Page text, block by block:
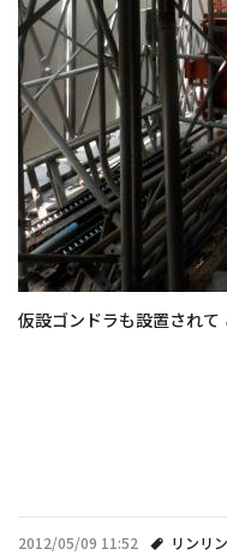
仮設ゴンドラも設置され
2012/05/09 11:52 リンリ